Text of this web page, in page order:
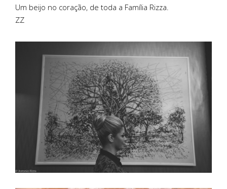
Um beijo no coração, de toda a Família Rizza.
ZZ